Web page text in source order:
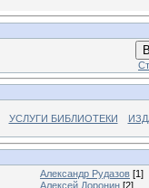
УСЛУГИ БИБЛИОТЕКИ
Александр Рудазов [1]
Алексей Доронин [2]